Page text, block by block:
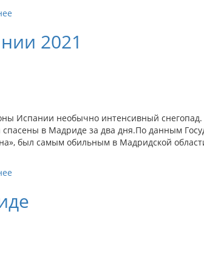
2021
Испании необычно интенсивный снегопад.
в Мадриде за два дня.По данным
был самым обильным в Мадридской